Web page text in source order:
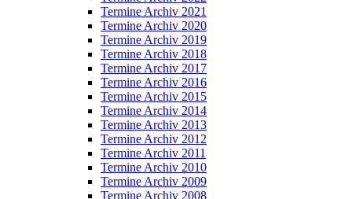
Termine Archiv 2021
Termine Archiv 2020
Termine Archiv 2019
Termine Archiv 2018
Termine Archiv 2017
Termine Archiv 2016
Termine Archiv 2015
Termine Archiv 2014
Termine Archiv 2013
Termine Archiv 2012
Termine Archiv 2011
Termine Archiv 2010
Termine Archiv 2009
Termine Archiv 2008